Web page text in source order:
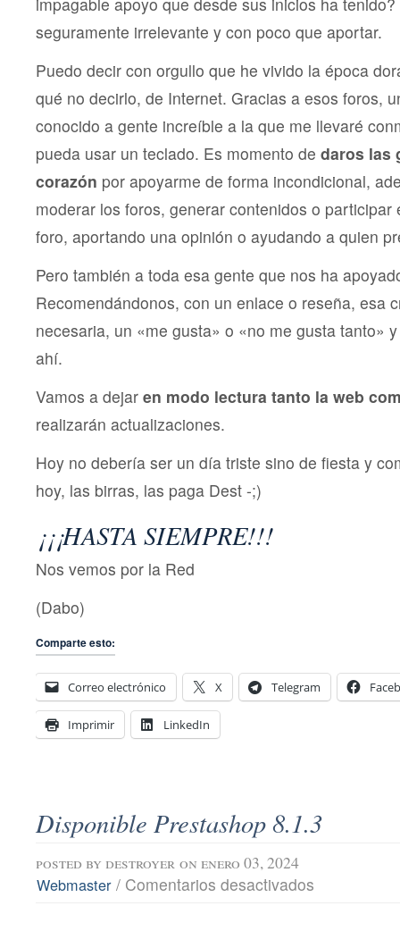
seguramente irrelevante y con poco que aportar.
Puedo decir con orgullo que he vivido la época
qué no decirlo, de Internet. Gracias a esos foros,
conocido a gente increíble a la que me llevaré
pueda usar un teclado. Es momento de daros las
corazón por apoyarme de forma incondicional,
moderar los foros, generar contenidos o participar
foro, aportando una opinión o ayudando a quien
Pero también a toda esa gente que nos ha
Recomendándonos, con un enlace o reseña, esa
necesaria, un «me gusta» o «no me gusta tanto»
ahí.
Vamos a dejar en modo lectura tanto la web
realizarán actualizaciones.
Hoy no debería ser un día triste sino de fiesta y
hoy, las birras, las paga Dest -;)
¡¡¡HASTA SIEMPRE!!!
Nos vemos por la Red
(Dabo)
Comparte esto:
Correo electrónico X Telegram
Imprimir LinkedIn
Disponible Prestashop 8.1.3
posted by destroyer on enero 03, 2024
Webmaster / Comentarios desactivados